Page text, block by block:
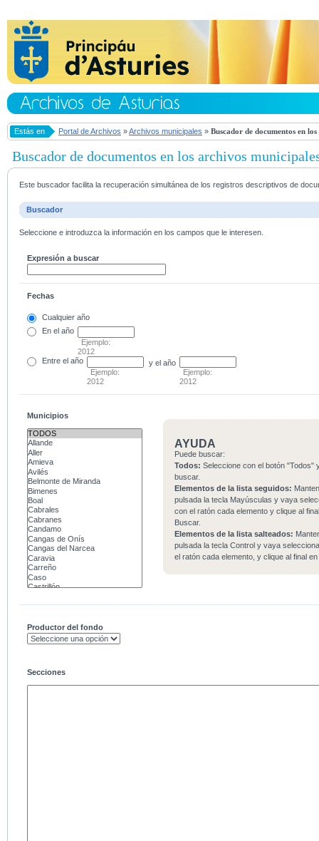
Estás en Portal de Archivos »Archivos municipales » Buscador de documentos en
Buscador de documentos en los archivos
Este buscador facilita la recuperación simultánea de los registros descriptivos de
Buscador
Seleccione e introduzca la información en los campos que le interesen.
Expresión a buscar
Fechas
Cualquier año
En el año
Ejemplo:
2012
Entre el año
Ejemplo:
2012
y el año
Ejemplo:
2012
Municipios
AYUDA
Puede buscar:
Todos: Seleccione con el botón "Todos"
buscar.
Elementos de la lista seguidos:
pulsada la tecla Mayúsculas y vaya
con el ratón cada elemento y clique al
Buscar.
Elementos de la lista salteados:
pulsada la tecla Control y vaya
el ratón cada elemento, y clique al final
Productor del fondo
Secciones